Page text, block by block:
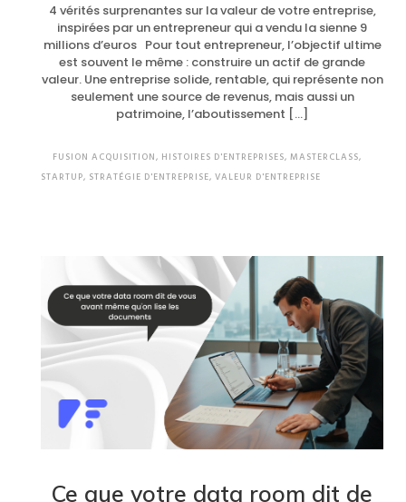
4 vérités surprenantes sur la valeur de votre entreprise,
inspirées par un entrepreneur qui a vendu la sienne 9
millions d’euros Pour tout entrepreneur, l’objectif ultime
est souvent le même : construire un actif de grande
valeur. Une entreprise solide, rentable, qui représente non
seulement une source de revenus, mais aussi un
patrimoine, l’aboutissement […]
FUSION ACQUISITION, HISTOIRES D'ENTREPRISES, MASTERCLASS,
STARTUP, STRATÉGIE D'ENTREPRISE, VALEUR D'ENTREPRISE
Ce que votre data room dit de